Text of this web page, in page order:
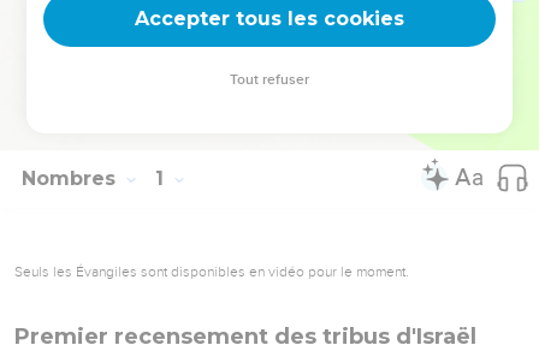
10.13).
permission. All rights reserved worldwide.
Nombres 1
Seuls les Évangiles sont disponibles en vidéo pour le moment.
Premier recensement des tribus d'Israël
Accepter tous les cookies
Tout refuser